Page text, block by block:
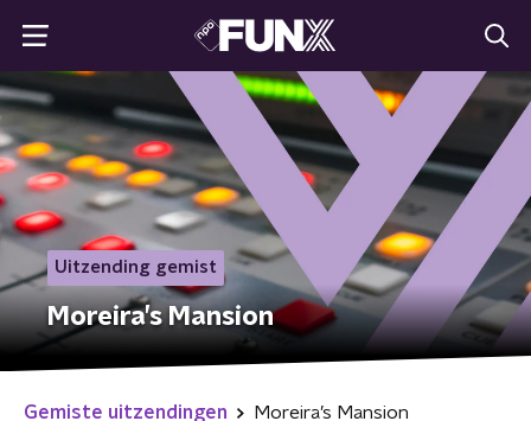
Uitzending gemist
Moreira’s Mansion
Gemiste uitzendingen Moreira’s Mansion